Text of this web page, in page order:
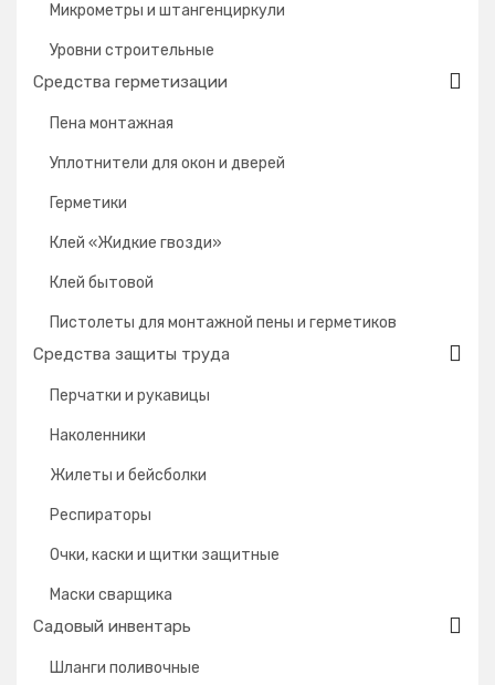
Микрометры и штангенциркули
Уровни строительные
Средства герметизации
Пена монтажная
Уплотнители для окон и дверей
Герметики
Клей «Жидкие гвозди»
Клей бытовой
Пистолеты для монтажной пены и герметиков
Средства защиты труда
Перчатки и рукавицы
Наколенники
Жилеты и бейсболки
Респираторы
Очки, каски и щитки защитные
Маски сварщика
Садовый инвентарь
Шланги поливочные